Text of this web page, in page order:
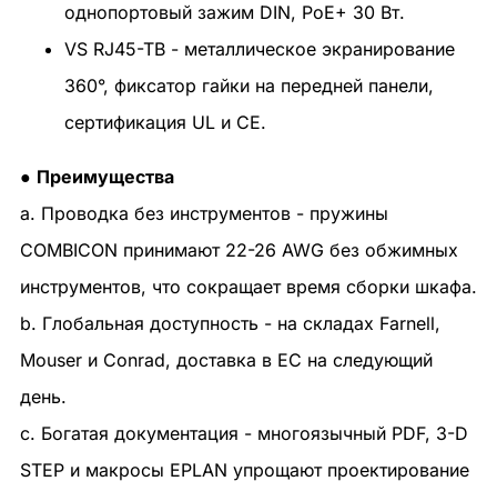
однопортовый зажим DIN, PoE+ 30 Вт.
VS RJ45-TB - металлическое экранирование
360°, фиксатор гайки на передней панели,
сертификация UL и CE.
● Преимущества
a. Проводка без инструментов - пружины
COMBICON принимают 22-26 AWG без обжимных
инструментов, что сокращает время сборки шкафа.
b. Глобальная доступность - на складах Farnell,
Mouser и Conrad, доставка в ЕС на следующий
день.
c. Богатая документация - многоязычный PDF, 3-D
STEP и макросы EPLAN упрощают проектирование